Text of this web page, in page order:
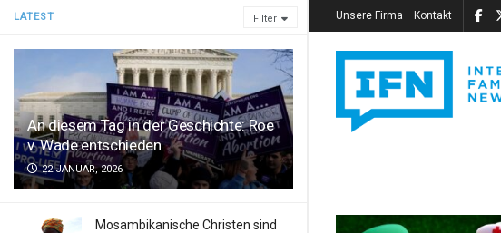
LATEST Filter
An diesem Tag in der Geschichte: Roe
v. Wade entschieden
22 JANUAR, 2026
Mosambikanische Christen sind
Unsere Firma Kontakt